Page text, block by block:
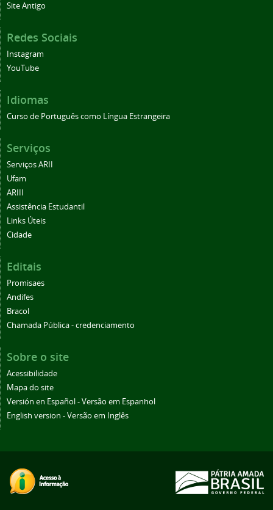
Site Antigo
Redes Sociais
Instagram
YouTube
Idiomas
Curso de Português como Língua Estrangeira
Serviços
Serviços ARII
Ufam
ARIII
Assistência Estudantil
Links Úteis
Cidade
Editais
Promisaes
Andifes
Bracol
Chamada Pública - credenciamento
Sobre o site
Acessibilidade
Mapa do site
Versión en Español - Versão em Espanhol
English version - Versão em Inglês